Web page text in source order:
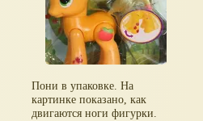
Пони в упаковке. На
картинке показано, как
двигаются ноги фигурки.